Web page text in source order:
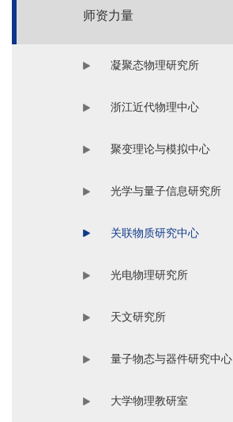
师资力量
凝聚态物理研究所
浙江近代物理中心
聚变理论与模拟中心
光学与量子信息研究所
关联物质研究中心
光电物理研究所
天文研究所
量子物态与器件研究中心
大学物理教研室